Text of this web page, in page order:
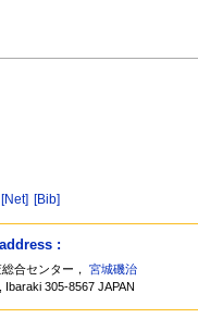
[Net] [Bib]
:
総合センター，宮城磯治
305-8567 JAPAN